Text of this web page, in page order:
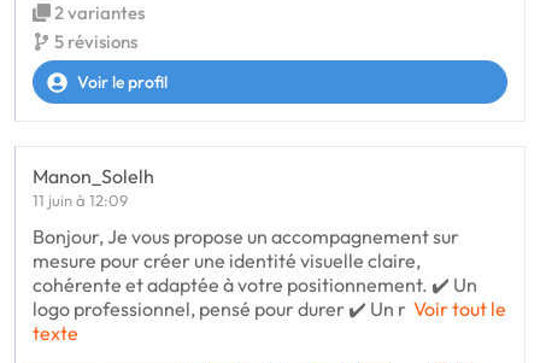
2 variantes
5 révisions
Voir le profil
Manon_Solelh
11 juin à 12:09
Bonjour, Je vous propose un accompagnement sur
mesure pour créer une identité visuelle claire,
cohérente et adaptée à votre positionnement. ✔️ Un
logo professionnel, pensé pour durer ✔️ Un r Voir tout le
texte